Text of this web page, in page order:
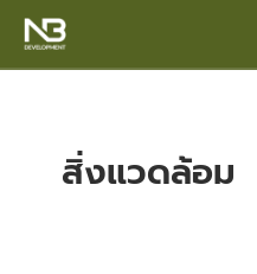
สิ่งแวดล้อม